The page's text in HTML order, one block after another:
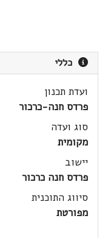
כללי
ועדת תכנון
פרדס חנה-כרכור
סוג ועדה
מקומית
יישוב
פרדס חנה כרכור
סיווג התוכנית
מפורטת